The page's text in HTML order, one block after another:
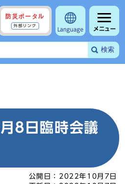
防災ポータル
外部リンク
Language メニュー
検索
8日臨時会議
公開日： 2022年10月7日